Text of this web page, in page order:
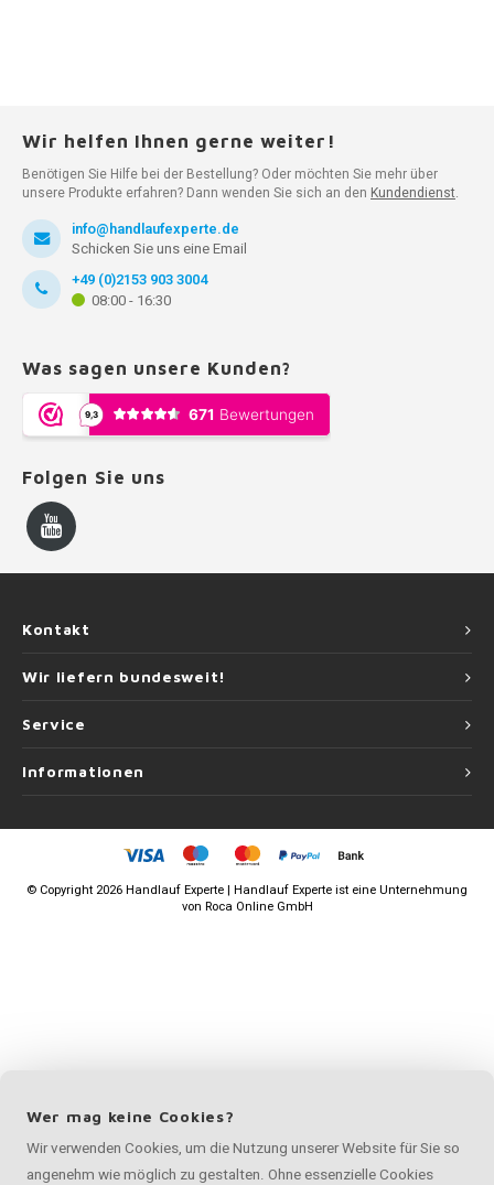
Wir helfen Ihnen gerne weiter!
Benötigen Sie Hilfe bei der Bestellung? Oder möchten Sie mehr über
unsere Produkte erfahren? Dann wenden Sie sich an den Kundendienst.
info@handlaufexperte.de
Schicken Sie uns eine Email
+49 (0)2153 903 3004
08:00 - 16:30
Was sagen unsere Kunden?
Folgen Sie uns
Kontakt
Wir liefern bundesweit!
Service
Informationen
© Copyright 2026 Handlauf Experte | Handlauf Experte ist eine Unternehmung
von Roca Online GmbH
Wer mag keine Cookies?
Wir verwenden Cookies, um die Nutzung unserer Website für Sie so
angenehm wie möglich zu gestalten. Ohne essenzielle Cookies